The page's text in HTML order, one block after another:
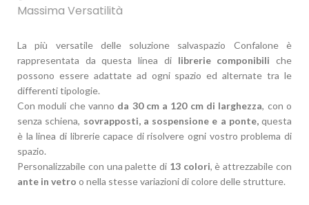
Massima Versatilità
La più versatile delle soluzione salvaspazio Confalone è
rappresentata da questa linea di librerie componibili che
possono essere adattate ad ogni spazio ed alternate tra le
differenti tipologie.
Con moduli che vanno da 30 cm a 120 cm di larghezza, con o
senza schiena, sovrapposti, a sospensione e a ponte,questa
è la linea di librerie capace di risolvere ogni vostro problema di
spazio.
Personalizzabile con una palette di 13 colori, è attrezzabile con
ante in vetro o nella stesse variazioni di colore delle strutture.